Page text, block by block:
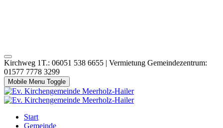
Kirchweg 1T.: 06051 538 6655 | Vermietung Gemeindezentrum:
01577 7778 3299
Mobile Menu Toggle
Start
Gemeinde